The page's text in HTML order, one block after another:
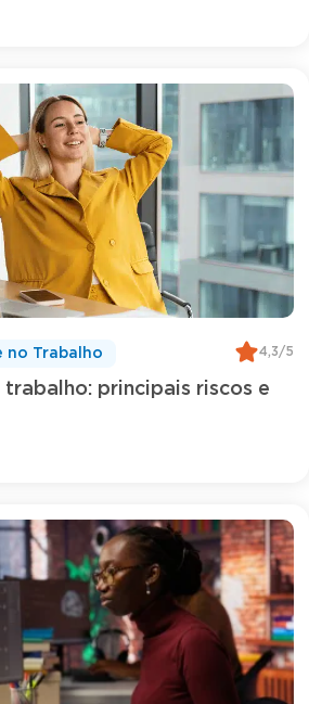
trabalho: principais riscos e
no Trabalho 4,3/5